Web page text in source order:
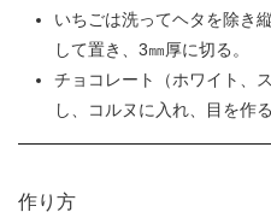
いちごは洗ってヘタを除き
して置き、3㎜厚に切る。
チョコレート（ホワイト、
し、コルヌに入れ、目を作る
作り方